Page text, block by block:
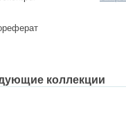
коллекции